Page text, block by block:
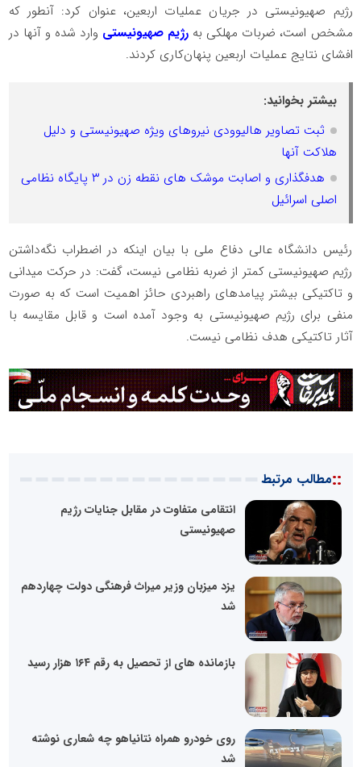
رژیم صهیونیستی در جریان عملیات اربعین، عنوان کرد: آنطور که
مشخص است، ضربات مهلکی به رژیم صهیونیستی وارد شده و آنها در
افشای نتایج عملیات اربعین پنهان‌کاری کردند.
بیشتر بخوانید:
ثبت تصاویر هالیوودی نیروهای ویژه صهیونیستی و دلیل
هلاکت آنها
هدفگذاری و اصابت موشک های نقطه زن در ۳ پایگاه نظامی
اصلی اسرائیل
رئیس دانشگاه عالی دفاع ملی با بیان اینکه در اضطراب نگه‌داشتن
رژیم صهیونیستی کمتر از ضربه نظامی نیست، گفت: در حرکت میدانی
و تاکتیکی بیشتر پیامد‌های راهبردی حائز اهمیت است که به صورت
منفی برای رژیم صهیونیستی به وجود آمده است و قابل مقایسه با
آثار تاکتیکی هدف نظامی نیست.
::مطالب مرتبط
انتقامی متفاوت در مقابل جنایات رژیم
صهیونیستی
یزد میزبان وزیر میراث فرهنگی دولت چهاردهم
شد
بازمانده های از تحصیل به رقم ۱۶۴ هزار رسید
روی خودرو‌ همراه نتانیاهو چه شعاری نوشته
شد